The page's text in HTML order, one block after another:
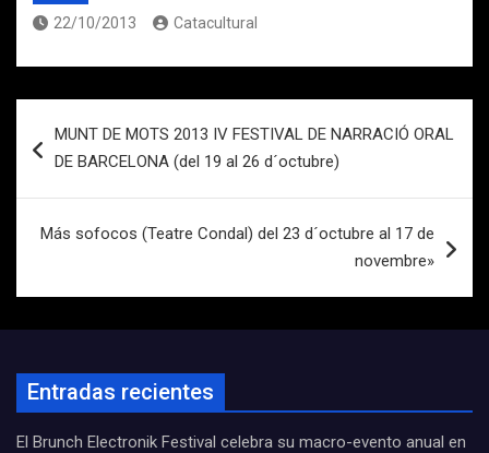
22/10/2013 Catacultural
de
MUNT DE MOTS 2013 IV FESTIVAL DE NARRACIÓ ORAL
DE BARCELONA (del 19 al 26 d´octubre)
Más sofocos (Teatre Condal) del 23 d´octubre al 17 de
novembre»
Entradas recientes
El Brunch Electronik Festival celebra su macro-evento anual en